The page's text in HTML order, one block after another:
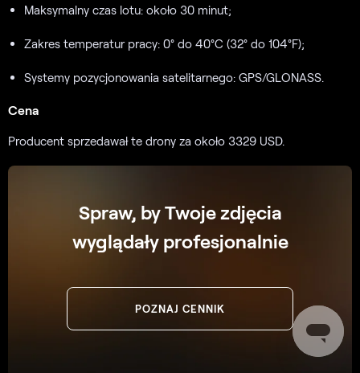
Maksymalny czas lotu: około 30 minut;
Zakres temperatur pracy: 0° do 40°C (32° do 104°F);
Systemy pozycjonowania satelitarnego: GPS/GLONASS.
Cena
Producent sprzedawał te drony za około 3329 USD.
Spraw, by Twoje zdjęcia
wyglądały profesjonalnie
POZNAJ CENNIK